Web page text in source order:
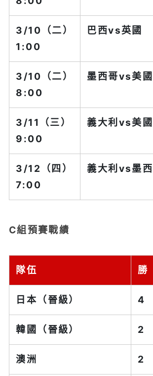
3/10（二）
1:00
巴西vs英國
3/10（二）
8:00
墨西哥vs美國
3/11（三）
9:00
義大利 vs美國
3/12（四）
7:00
義大利 vs墨
C組預賽戰績
隊伍 勝
日本（晉級） 4
韓國（晉級） 2
澳洲 2